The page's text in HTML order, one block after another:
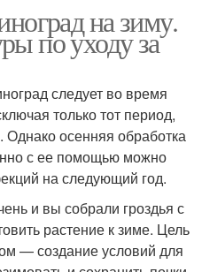
на зиму.
по уходу за
следует во время
только тот период,
Однако осенняя обработка
с ее помощью можно
на следующий год.
и вы собрали гроздья с
растение к зиме. Цель
— создание условий для